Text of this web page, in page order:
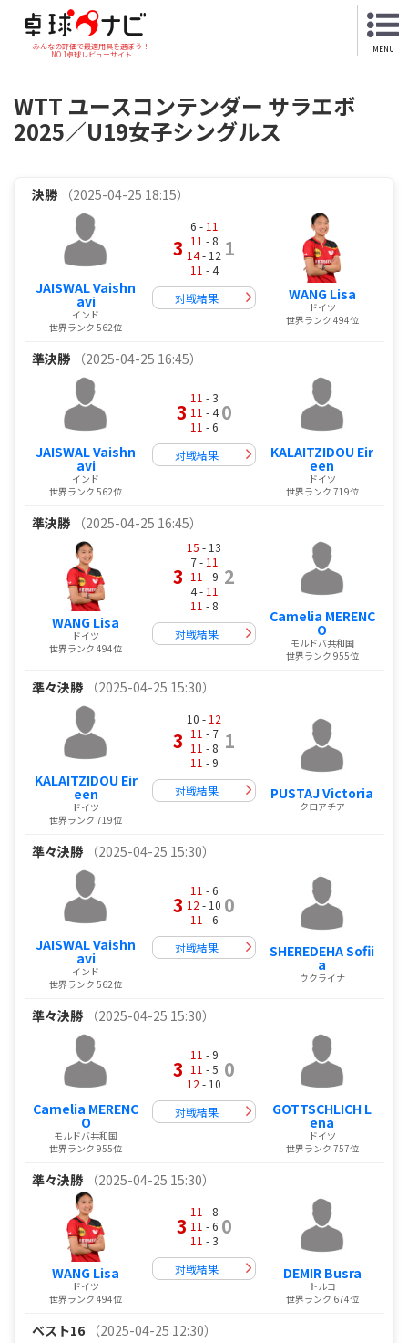
みんなの評価で最適用具を選ぼう！
NO.1卓球レビューサイト
MENU
WTT ユースコンテンダー サラエボ
2025／U19女子シングルス
決勝 （2025-04-25 18:15）
JAISWAL Vaishn
avi
インド
世界ランク 562位
3
6 - 11
11 - 8
14- 12
11 - 4
1
対戦結果 WANG Lisa
ドイツ
世界ランク 494位
準決勝 （2025-04-25 16:45）
JAISWAL Vaishn
avi
インド
世界ランク 562位
3
11 - 3
11 - 4
11 - 6
0
対戦結果 KALAITZIDOU Eir
een
ドイツ
世界ランク 719位
準決勝 （2025-04-25 16:45）
WANG Lisa
ドイツ
世界ランク 494位
3
15 - 13
7 - 11
11 - 9
4 - 11
11 - 8
2
対戦結果
Camelia MERENC
O
モルドバ共和国
世界ランク 955位
準々決勝 （2025-04-25 15:30）
KALAITZIDOU Eir
een
ドイツ
世界ランク 719位
3
10 - 12
11 - 7
11 - 8
11 - 9
1
対戦結果 PUSTAJ Victoria
クロアチア
準々決勝 （2025-04-25 15:30）
JAISWAL Vaishn
avi
インド
世界ランク 562位
3
11 - 6
12 - 10
11 - 6
0
対戦結果 SHEREDEHA Sofii
a
ウクライナ
準々決勝 （2025-04-25 15:30）
Camelia MERENC
O
モルドバ共和国
世界ランク 955位
3
11 - 9
11 - 5
12 - 10
0
対戦結果 GOTTSCHLICH L
ena
ドイツ
世界ランク 757位
準々決勝 （2025-04-25 15:30）
WANG Lisa
ドイツ
世界ランク 494位
3
11 - 8
11 - 6
11 - 3
0
対戦結果 DEMIR Busra
トルコ
世界ランク 674位
ベスト16 （2025-04-25 12:30）